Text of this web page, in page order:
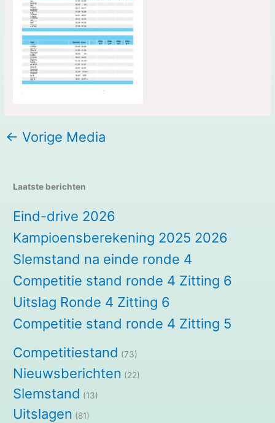
← Vorige Media
Laatste berichten
Eind-drive 2026
Kampioensberekening 2025 2026
Slemstand na einde ronde 4
Competitie stand ronde 4 Zitting 6
Uitslag Ronde 4 Zitting 6
Competitie stand ronde 4 Zitting 5
Competitiestand (73)
Nieuwsberichten (22)
Slemstand (13)
Uitslagen (81)